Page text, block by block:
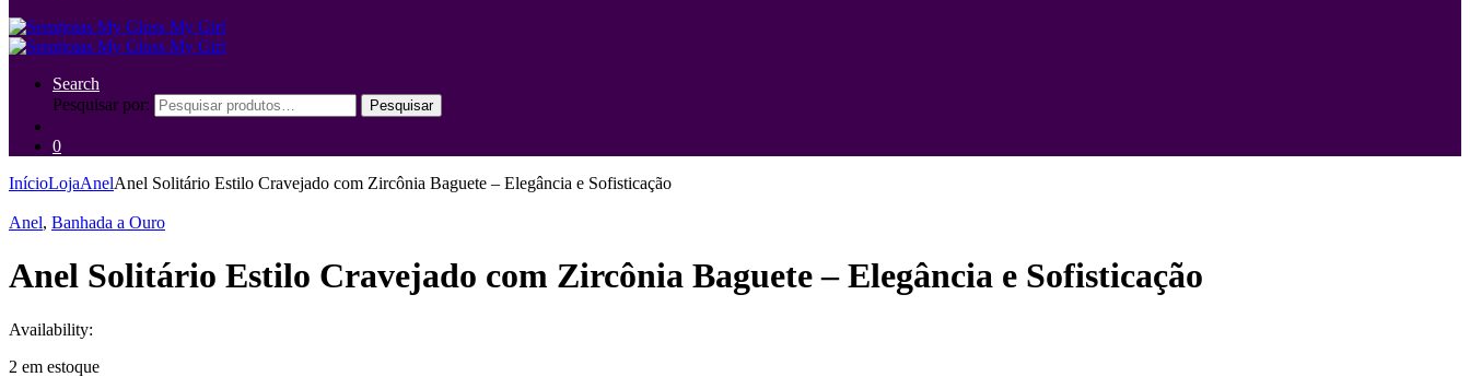
Search
Pesquisar por:
Pesquisar
0
InícioLojaAnelAnel Solitário Estilo Cravejado com Zircônia Baguete – Elegância e Sofisticação
Anel, Banhada a Ouro
Anel Solitário Estilo Cravejado com Zircônia Baguete – Elegância e Sofisticação
Availability:
2 em estoque